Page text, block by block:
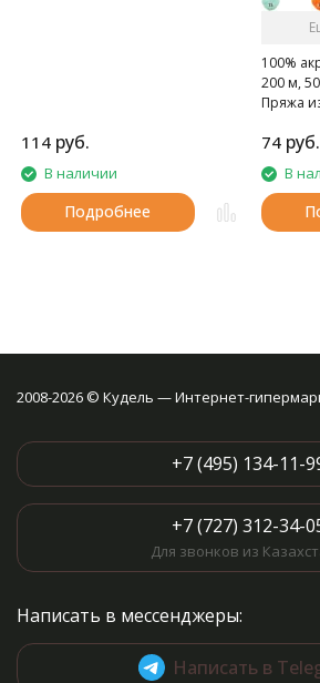
114 руб.
В наличии
Подробнее
100%
200 м,
Пряжа
74 руб.
В
2008-2026 © Кудель — Интернет-
+7 (495) 134-11-
+7 (727) 312-34-
Для звонков из
Написать в мессенджеры:
Написать в